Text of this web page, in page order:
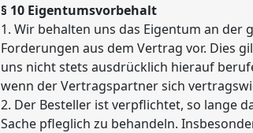
§ 10 Eigentumsvorbehalt
1. Wir behalten uns das Eigentum an
Forderungen aus dem Vertrag vor. Dies
uns nicht stets ausdrücklich hierauf
wenn der Vertragspartner sich
2. Der Besteller ist verpflichtet, so lange
Sache pfleglich zu behandeln.